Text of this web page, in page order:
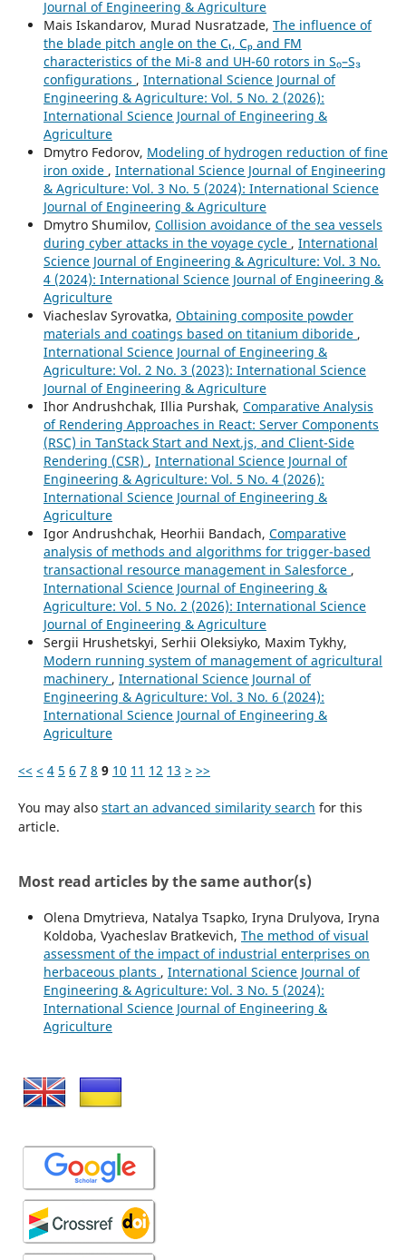
Journal of Engineering & Agriculture
Mais Iskandarov, Murad Nusratzade, The influence of
the blade pitch angle on the Cₜ, Cₚ and FM
characteristics of the Mi-8 and UH-60 rotors in S₀–S₃
configurations , International Science Journal of
Engineering & Agriculture: Vol. 5 No. 2 (2026):
International Science Journal of Engineering &
Agriculture
Dmytro Fedorov, Modeling of hydrogen reduction of fine
iron oxide , International Science Journal of Engineering
& Agriculture: Vol. 3 No. 5 (2024): International Science
Journal of Engineering & Agriculture
Dmytro Shumilov, Collision avoidance of the sea vessels
during cyber attacks in the voyage cycle , International
Science Journal of Engineering & Agriculture: Vol. 3 No.
4 (2024): International Science Journal of Engineering &
Agriculture
Viacheslav Syrovatka, Obtaining composite powder
materials and coatings based on titanium diboride ,
International Science Journal of Engineering &
Agriculture: Vol. 2 No. 3 (2023): International Science
Journal of Engineering & Agriculture
Ihor Andrushchak, Illia Purshak, Comparative Analysis
of Rendering Approaches in React: Server Components
(RSC) in TanStack Start and Next.js, and Client-Side
Rendering (CSR) , International Science Journal of
Engineering & Agriculture: Vol. 5 No. 4 (2026):
International Science Journal of Engineering &
Agriculture
Igor Andrushchak, Heorhii Bandach, Comparative
analysis of methods and algorithms for trigger-based
transactional resource management in Salesforce ,
International Science Journal of Engineering &
Agriculture: Vol. 5 No. 2 (2026): International Science
Journal of Engineering & Agriculture
Sergiі Hrushetskyі, Serhii Oleksiyko, Maxim Tykhy,
Modern running system of management of agricultural
machinery , International Science Journal of
Engineering & Agriculture: Vol. 3 No. 6 (2024):
International Science Journal of Engineering &
Agriculture
<< < 4 5 6 7 8 9 10 11 12 13 > >>
You may also start an advanced similarity search for this
article.
Most read articles by the same author(s)
Olena Dmytrieva, Natalya Tsapko, Iryna Drulyova, Iryna
Koldoba, Vyacheslav Bratkevich, The method of visual
assessment of the impact of industrial enterprises on
herbaceous plants , International Science Journal of
Engineering & Agriculture: Vol. 3 No. 5 (2024):
International Science Journal of Engineering &
Agriculture